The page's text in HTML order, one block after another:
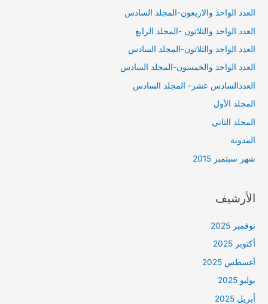
العدد الواحد والاربعون-المجلد السادس
العدد الواحد والثلاثون -المجلد الرابع
العدد الواحد والثلاثون-المجلد السادس
العدد الواحد والخمسون-المجلد السادس
العددالسادس عشر- المجلد السادس
المجلد الأول
المجلد الثاني
المدونة
شهر سبتمبر 2015
الأرشيف
نوفمبر 2025
أكتوبر 2025
أغسطس 2025
يوليو 2025
أبريل 2025